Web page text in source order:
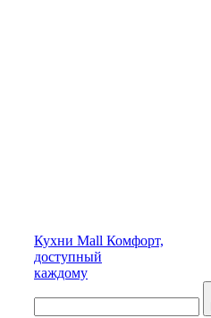
Кухни Mall Комфорт,
доступный
каждому